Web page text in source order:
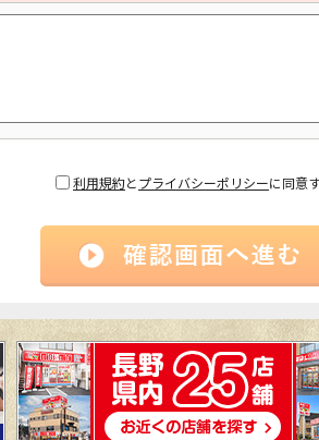
利用規約とプライバシーポリシーに同意